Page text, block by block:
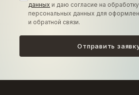
данных и даю согласие на
персональных данных для
и обратной связи.
Отправить